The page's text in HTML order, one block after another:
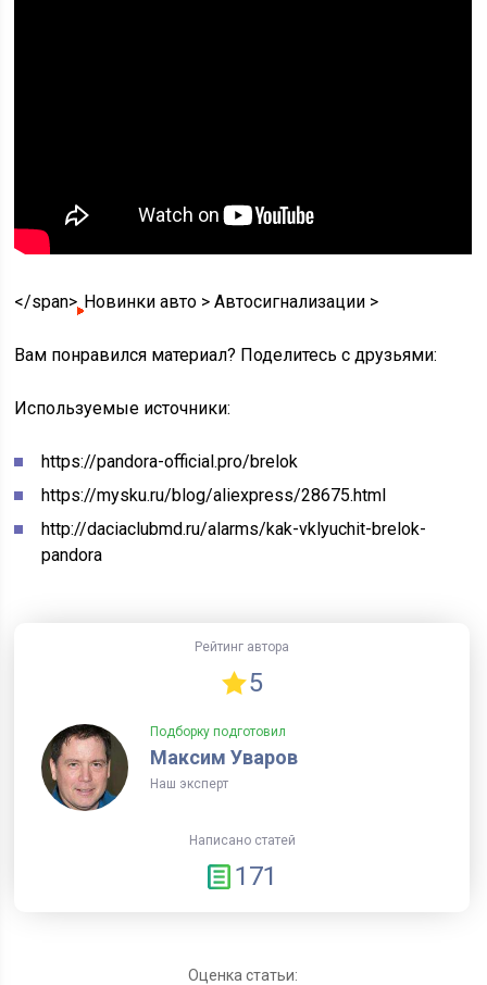
</span> Новинки авто >Автосигнализации >
Вам понравился материал? Поделитесь с друзьями:
Используемые источники:
https://pandora-official.pro/brelok
https://mysku.ru/blog/aliexpress/28675.html
http://daciaclubmd.ru/alarms/kak-vklyuchit-brelok-
pandora
Рейтинг автора
5
Подборку подготовил
Максим Уваров
Наш эксперт
Написано статей
171
Оценка статьи: